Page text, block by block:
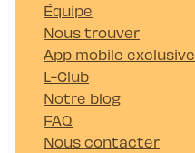
Équipe
Nous trouver
App mobile exclusive
L-Club
Notre blog
FAQ
Nous contacter